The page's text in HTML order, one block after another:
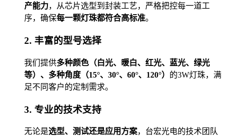
产能力，从芯片选型到封装工艺，严格把控每一道工
序，确保每一颗灯珠都符合高标准。
2. 丰富的型号选择
我们提供多种颜色（白光、暖白、红光、蓝光、绿光
等）、多种角度（15°、30°、60°、120°） 的3W灯珠，满
足不同客户的定制需求。
3. 专业的技术支持
无论是选型、测试还是应用方案，台宏光电的技术团队